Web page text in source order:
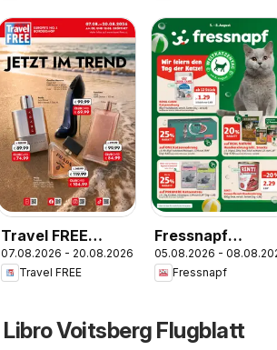
Travel FREE
Flugblatt
07.08.2026 - 20.08.2026
Travel FREE
Fressnapf
Flugblatt
05.08.2026 -
Fressnapf
Libro Voitsberg Flugblatt